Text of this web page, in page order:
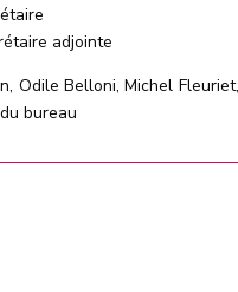
adjointe
Odile Belloni, Michel
bureau